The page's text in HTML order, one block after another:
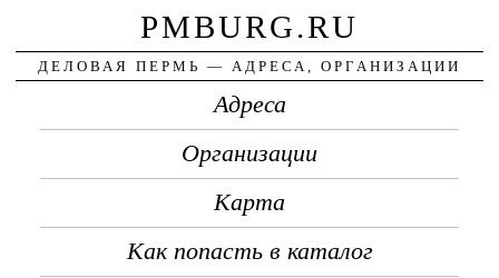
PMBURG.RU
ДЕЛОВАЯ ПЕРМЬ — АДРЕСА, ОРГАНИЗАЦИИ
Адреса
Организации
Карта
Как попасть в каталог